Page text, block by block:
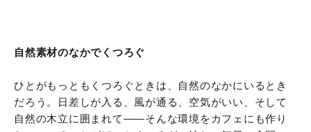
自然素材のなかでくつろぐ
ひとがもっともくつろぐときは、自然のなかにいるとき
だろう。日差しが入る、風が通る、空気がいい、そして
自然の木立に囲まれて――そんな環境をカフェにも作り